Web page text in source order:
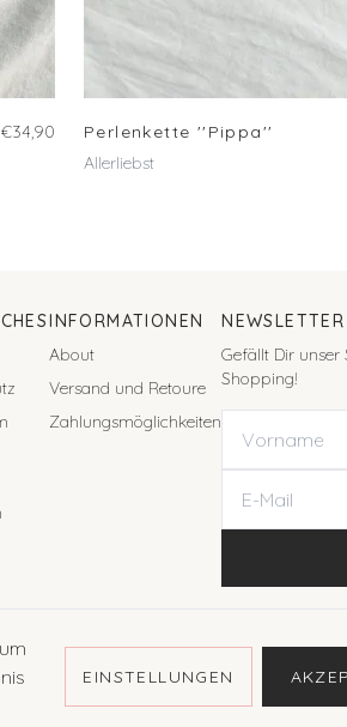
€34,90
Perlenkette ''Pippa''
Allerliebst
INFORMATIONEN
About
Versand und Retoure
Zahlungsmöglichkeiten
NEWSLETTER
Gefällt Dir
Shopping!
EINSTELLUNGEN